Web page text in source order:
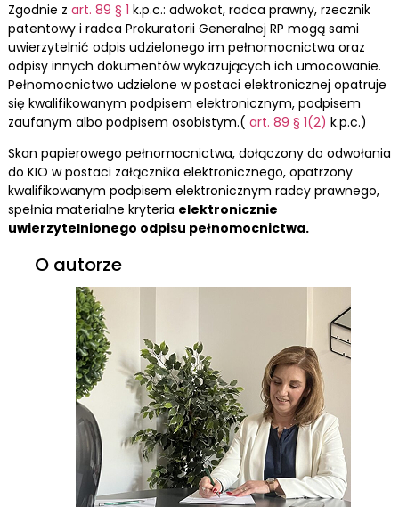
Zgodnie z art. 89 § 1 k.p.c.: adwokat, radca prawny, rzecznik
patentowy i radca Prokuratorii Generalnej RP mogą sami
uwierzytelnić odpis udzielonego im pełnomocnictwa oraz
odpisy innych dokumentów wykazujących ich umocowanie.
Pełnomocnictwo udzielone w postaci elektronicznej opatruje
się kwalifikowanym podpisem elektronicznym, podpisem
zaufanym albo podpisem osobistym.( art. 89 § 1(2) k.p.c.)
Skan papierowego pełnomocnictwa, dołączony do odwołania
do KIO w postaci załącznika elektronicznego, opatrzony
kwalifikowanym podpisem elektronicznym radcy prawnego,
spełnia materialne kryteria elektronicznie
uwierzytelnionego odpisu pełnomocnictwa.
O autorze